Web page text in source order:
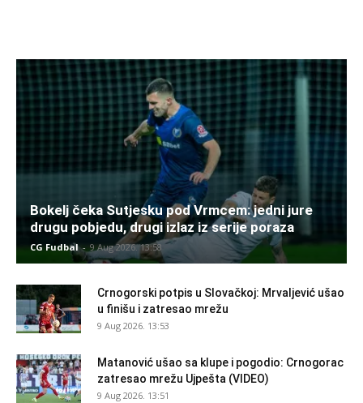
Bokelj čeka Sutjesku pod Vrmcem: jedni jure
drugu pobjedu, drugi izlaz iz serije poraza
CG Fudbal - 9 Aug 2026. 13:58
Crnogorski potpis u Slovačkoj: Mrvaljević ušao
u finišu i zatresao mrežu
9 Aug 2026. 13:53
Matanović ušao sa klupe i pogodio: Crnogorac
zatresao mrežu Ujpešta (VIDEO)
9 Aug 2026. 13:51